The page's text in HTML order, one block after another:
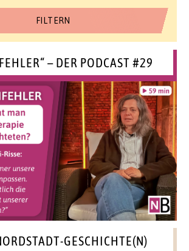
– DER PODCAST #29
GESCHICHTE(N)